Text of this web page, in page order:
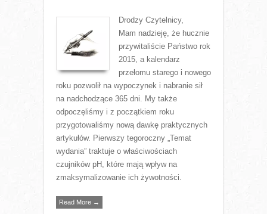
Drodzy Czytelnicy,
Mam nadzieję, że hucznie
przywitaliście Państwo rok
2015, a kalendarz
przełomu starego i nowego
roku pozwolił na wypoczynek i nabranie sił
na nadchodzące 365 dni. My także
odpoczęliśmy i z początkiem roku
przygotowaliśmy nową dawkę praktycznych
artykułów. Pierwszy tegoroczny „Temat
wydania” traktuje o właściwościach
czujników pH, które mają wpływ na
zmaksymalizowanie ich żywotności.
Read More →